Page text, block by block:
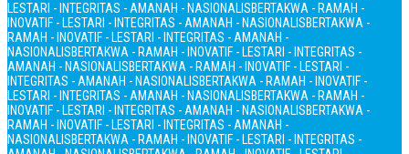
LESTARI - INTEGRITAS - AMANAH - NASIONALISBERTAKWA - RAMAH -
INOVATIF - LESTARI - INTEGRITAS - AMANAH - NASIONALISBERTAKWA -
RAMAH - INOVATIF - LESTARI - INTEGRITAS - AMANAH -
NASIONALISBERTAKWA - RAMAH - INOVATIF - LESTARI - INTEGRITAS -
AMANAH - NASIONALISBERTAKWA - RAMAH - INOVATIF - LESTARI -
INTEGRITAS - AMANAH - NASIONALISBERTAKWA - RAMAH - INOVATIF -
LESTARI - INTEGRITAS - AMANAH - NASIONALISBERTAKWA - RAMAH -
INOVATIF - LESTARI - INTEGRITAS - AMANAH - NASIONALISBERTAKWA -
RAMAH - INOVATIF - LESTARI - INTEGRITAS - AMANAH -
NASIONALISBERTAKWA - RAMAH - INOVATIF - LESTARI - INTEGRITAS -